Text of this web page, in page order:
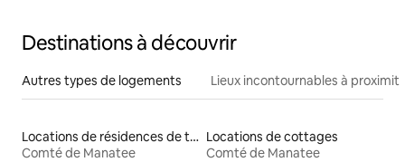
Destinations à découvrir
Autres types de logements Lieux incontournables à
Locations de résidences de tourisme
Comté de Manatee
Locations de cottages
Comté de Manatee